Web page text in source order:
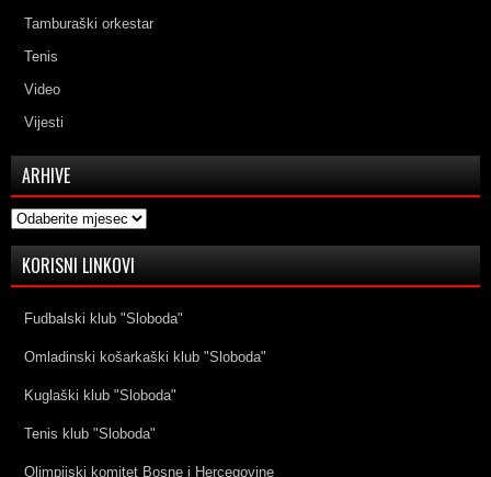
Tamburaški orkestar
Tenis
Video
Vijesti
ARHIVE
Arhive
KORISNI LINKOVI
Fudbalski klub "Sloboda"
Omladinski košarkaški klub "Sloboda"
Kuglaški klub "Sloboda"
Tenis klub "Sloboda"
Olimpijski komitet Bosne i Hercegovine